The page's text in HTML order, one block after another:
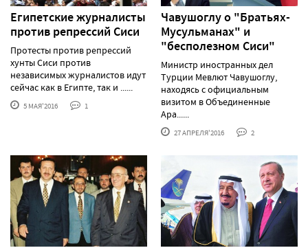
Египетские журналисты
против репрессий Сиси
Протесты против репрессий
хунты Сиси против
независимых журналистов идут
сейчас как в Египте, так и ......
5 МАЯ'2016 1
Чавушоглу о "Братьях-
Мусульманах" и
"бесполезном Сиси"
Министр иностранных дел
Турции Мевлют Чавушоглу,
находясь с официальным
визитом в Объединенные
Ара......
27 АПРЕЛЯ'2016 2